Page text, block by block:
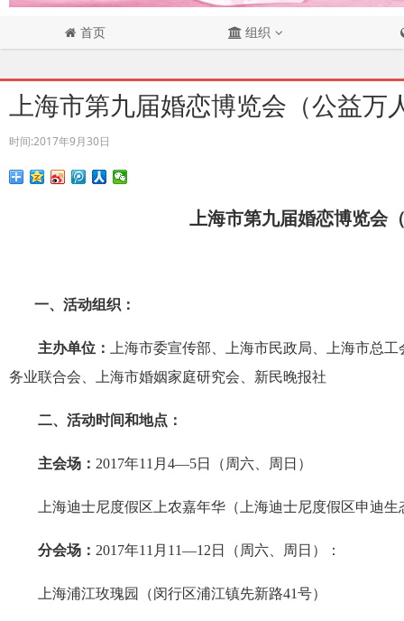
首页 组织
上海市第九届婚恋博览会（公益万
时间:2017年9月30日
上海市第九届婚恋博览会
一、活动组织：
主办单位：
上海市委宣传部、上海市民政局、上海市总
务业联合会、上海市婚姻家庭研究会、新民晚报社
二、活动时间和地点：
主会场： 2017年11 月4—5日（周六、周日）
上海迪士尼度假区上农嘉年华（上海迪士尼度假区申迪生
分会场： 2017年11 月 11—12 日（周六、周日）：
上海浦江玫瑰园（闵行区浦江镇先新路41号）